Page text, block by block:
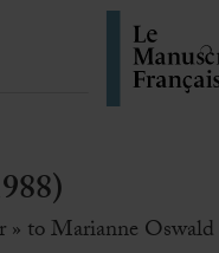
» to Marianne Oswald